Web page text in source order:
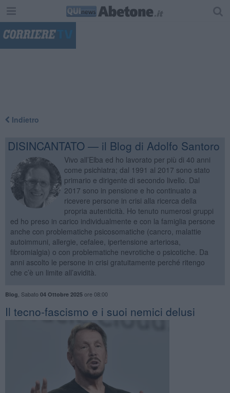
Indietro
DISINCANTATO — il Blog di Adolfo Santoro
Vivo all’Elba ed ho lavorato per più di 40 anni
come psichiatra; dal 1991 al 2017 sono stato
primario e dirigente di secondo livello. Dal
2017 sono in pensione e ho continuato a
ricevere persone in crisi alla ricerca della
propria autenticità. Ho tenuto numerosi gruppi
ed ho preso in carico individualmente e con la famiglia persone
anche con problematiche psicosomatiche (cancro, malattie
autoimmuni, allergie, cefalee, ipertensione arteriosa,
fibromialgia) o con problematiche nevrotiche o psicotiche. Da
anni ascolto le persone in crisi gratuitamente perché ritengo
che c’è un limite all’avidità.
Blog Sabato 04 Ottobre 2025ore 08:00
​Il tecno-fascismo e i suoi nemici delusi